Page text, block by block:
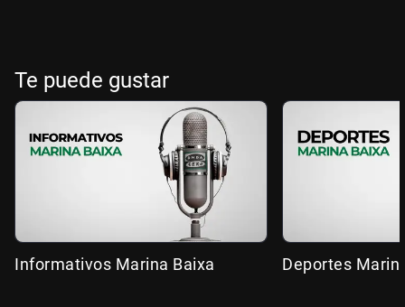
Te puede gustar
Informativos Marina Baixa Deportes